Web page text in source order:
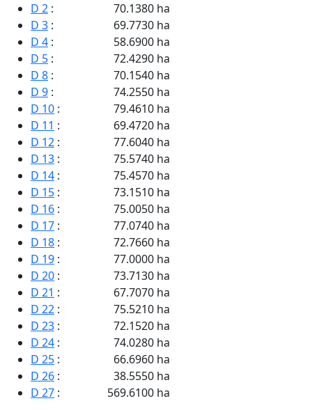
Corton Hautes Mourottes
Corton La Toppe au Vert
Corton Le Rognet et Corton
Corton Les Carrières
Corton Les Moutottes
Corton Les Vergennes
Bourgogne Côte d'Or
Parcelles cadastrales - LADOIX-
SERRIGNY
D 2 :
70.1380 ha
D 3 :
69.7730 ha
D 4 :
58.6900 ha
D 5 :
72.4290 ha
D 8 :
70.1540 ha
D 9 :
74.2550 ha
D 10 :
79.4610 ha
D 11 :
69.4720 ha
D 12 :
77.6040 ha
D 13 :
75.5740 ha
D 14 :
75.4570 ha
D 15 :
73.1510 ha
D 16 :
75.0050 ha
D 17 :
77.0740 ha
D 18 :
72.7660 ha
D 19 :
77.0000 ha
D 20 :
73.7130 ha
D 21 :
67.7070 ha
D 22 :
75.5210 ha
D 23 :
72.1520 ha
D 24 :
74.0280 ha
D 25 :
66.6960 ha
D 26 :
38.5550 ha
D 27 :
569.6100 ha